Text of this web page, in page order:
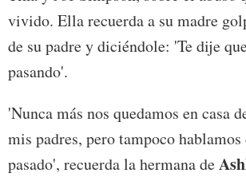
vivido. Ella recuerda a su madre
de su padre y diciéndole: 'Te dije
pasando'.
'Nunca más nos quedamos en casa
mis padres, pero tampoco
pasado', recuerda la hermana de